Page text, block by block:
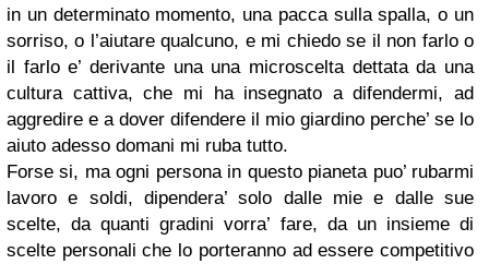
in un determinato momento, una pacca sulla spalla, o un
sorriso, o l’aiutare qualcuno, e mi chiedo se il non farlo o
il farlo e’ derivante una una microscelta dettata da una
cultura cattiva, che mi ha insegnato a difendermi, ad
aggredire e a dover difendere il mio giardino perche’ se lo
aiuto adesso domani mi ruba tutto.
Forse si, ma ogni persona in questo pianeta puo’ rubarmi
lavoro e soldi, dipendera’ solo dalle mie e dalle sue
scelte, da quanti gradini vorra’ fare, da un insieme di
scelte personali che lo porteranno ad essere competitivo